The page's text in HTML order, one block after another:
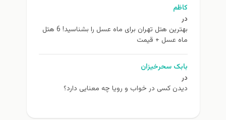
کاظم
در
بهترین هتل تهران برای ماه عسل را بشناسید! 6 هتل
ماه عسل + قیمت
بابک سحرخیزان
در
دیدن کسی در خواب و رویا چه معنایی دارد؟